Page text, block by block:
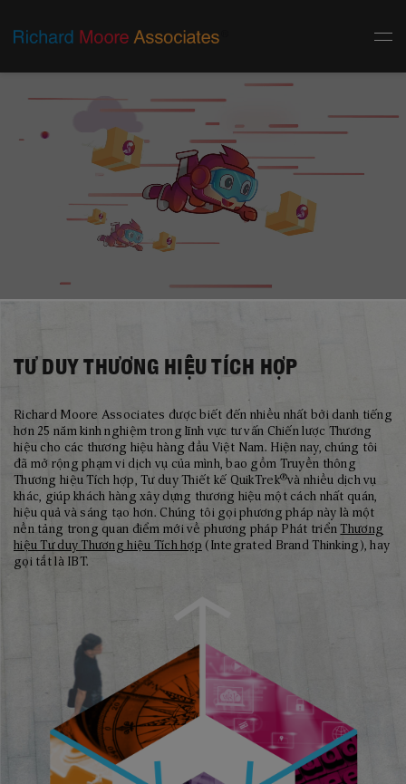
TƯ DUYTHƯƠNG HIỆU TÍCH HỢP
Richard Moore Associates được biết đến nhiều nhất bởi danh tiếng
hơn 25 năm kinh nghiệm trong lĩnh vực tư vấn Chiến lược Thương
hiệu cho các thương hiệu hàng đầu Việt Nam. Hiện nay, chúng tôi
đã mở rộng phạm vi dịch vụ của mình, bao gồm Truyền thông
Thương hiệu Tích hợp, Tư duy Thiết kế QuikTrek®và nhiều dịch vụ
khác, giúp khách hàng xây dựng thương hiệu một cách nhất quán,
hiệu quả và sáng tạo hơn. Chúng tôi gọi phương pháp này là một
nền tảng trong quan điểm mới về phương pháp Phát triểnThương
hiệu Tư duy Thương hiệu Tích hợp (Integrated Brand Thinking), hay
gọi tắt là IBT.